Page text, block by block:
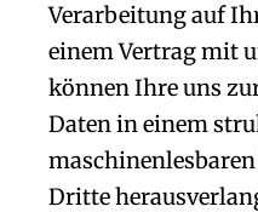
Verarbeitung auf
einem Vertrag mit
können Ihre uns
Daten in einem
Dritte